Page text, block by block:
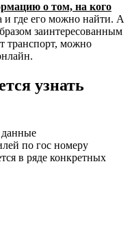
о том, на кого
и где его можно найти. А
заинтересованным
транспорт, можно
узнать
по гос номеру
в ряде конкретных